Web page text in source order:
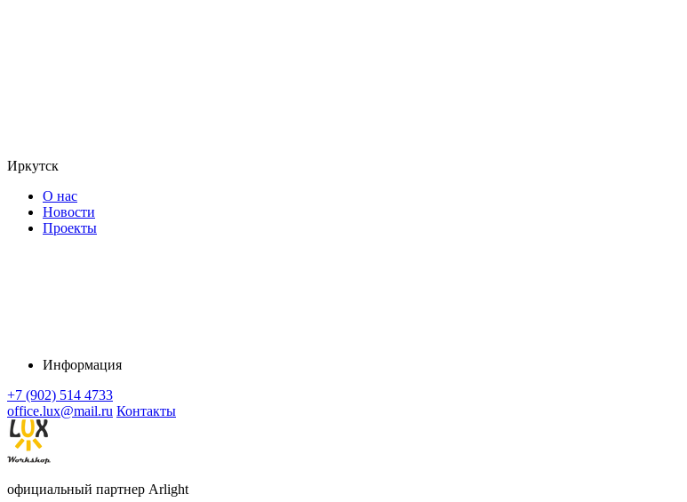
Иркутск
О нас
Новости
Проекты
Информация
+7 (902) 514 4733
office.lux@mail.ru Контакты
официальный партнер Arlight